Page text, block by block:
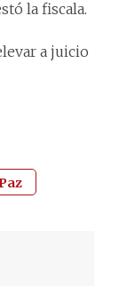
la fiscala.
a juicio